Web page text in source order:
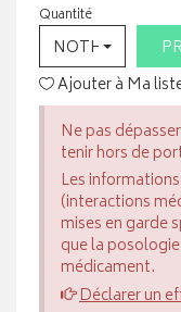
Quantité
NOTHING
Ajouter à Ma
Ne pas
tenir hors de
Les
(interactions
mises en garde
que la
médicament.
Déclarer un